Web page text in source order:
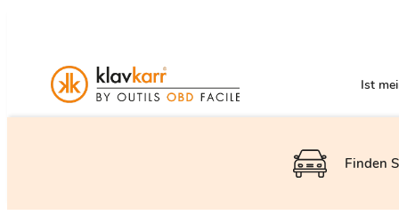
Ist
Finden